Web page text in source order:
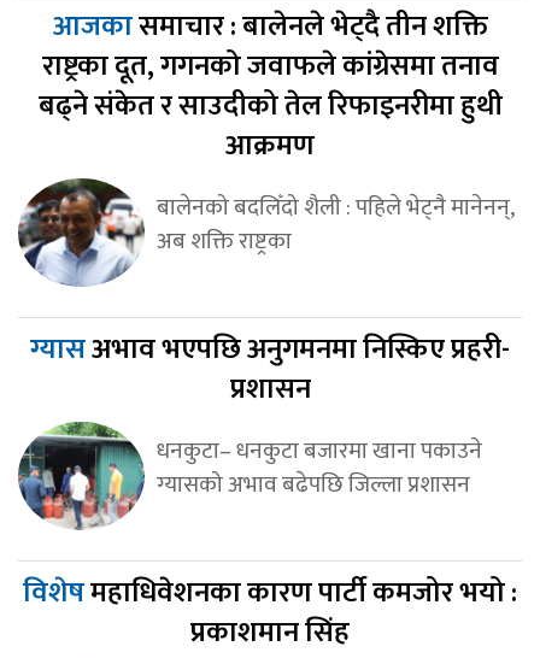
आजकासमाचार : बालेनले भेट्दै तीन शक्ति
राष्ट्रका दूत, गगनको जवाफले कांग्रेसमा तनाव
बढ्ने संकेत र साउदीको तेल रिफाइनरीमा हुथी
आक्रमण
बालेनको बदलिँदो शैली : पहिले भेट्नै मानेनन्,
अब शक्ति राष्ट्रका
ग्यासअभाव भएपछि अनुगमनमा निस्किए प्रहरी-
प्रशासन
धनकुटा– धनकुटा बजारमा खाना पकाउने
ग्यासको अभाव बढेपछि जिल्ला प्रशासन
विशेषमहाधिवेशनका कारण पार्टी कमजोर भयो :
प्रकाशमान सिंह